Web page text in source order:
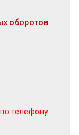
оборотов
телефону